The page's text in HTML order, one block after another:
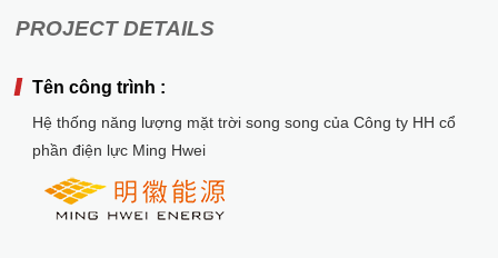
Menu
Về chúng tôi
Tin mới nhất
P
h
ụ
c
v
ụ
t
í
c
h
h
ợ
p
h
ệ
t
h
ố
n
g
đ
i
ệPhục vụ tích hợp hệ thống điện
Bộ chuyển đổi Delta
Language
English
繁體中文
Về chúng tôi
Sơ lược về công ty
PROJECT DETAILS
Tên công trình :
Hệ thống năng lượng mặt trời song song của Công ty HH cổ
phần điện lực Ming Hwei